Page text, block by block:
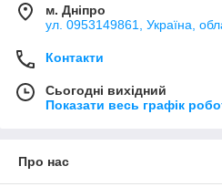
м. Дніпро
ул. 0953149861, Україна,
Контакти
Сьогодні вихідний
Показати весь графік
Про нас